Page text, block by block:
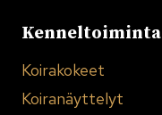
Kenneltoiminta
Koirakokeet
Koiranäyttelyt